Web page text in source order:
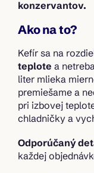
konzervantov.
Ako na to?
Kefír sa na
teplote a
liter mlieka
premiešame a
pri izbovej
chladničky a
Odporúčaný
každej